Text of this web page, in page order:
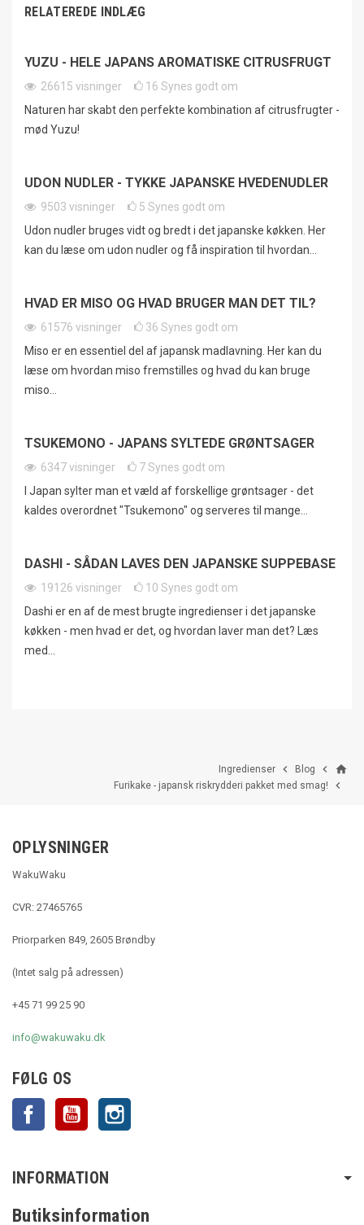
RELATEREDE INDLÆG
YUZU - HELE JAPANS AROMATISKE CITRUSFRUGT
26615 visninger 16 Synes godt om
Naturen har skabt den perfekte kombination af citrusfrugter -
mød Yuzu!
UDON NUDLER - TYKKE JAPANSKE HVEDENUDLER
9503 visninger 5 Synes godt om
Udon nudler bruges vidt og bredt i det japanske køkken. Her
kan du læse om udon nudler og få inspiration til hvordan...
HVAD ER MISO OG HVAD BRUGER MAN DET TIL?
61576 visninger 36 Synes godt om
Miso er en essentiel del af japansk madlavning. Her kan du
læse om hvordan miso fremstilles og hvad du kan bruge
miso...
TSUKEMONO - JAPANS SYLTEDE GRØNTSAGER
6347visninger 7Synes godt om
I Japan sylter man et væld af forskellige grøntsager - det
kaldes overordnet "Tsukemono" og serveres til mange...
DASHI - SÅDAN LAVES DEN JAPANSKE SUPPEBASE
19126 visninger 10 Synes godt om
Dashi er en af de mest brugte ingredienser i det japanske
køkken - men hvad er det, og hvordan laver man det? Læs
med...
home

Blog

Ingredienser

Furikake - japansk riskrydderi pakket med smag!
OPLYSNINGER
WakuWaku
CVR: 27465765
Priorparken 849, 2605 Brøndby
(Intet salg på adressen)
+45 71 99 25 90
info@wakuwaku.dk
FØLG OS
Facebook YouTube
INFORMATION
Butiksinformation